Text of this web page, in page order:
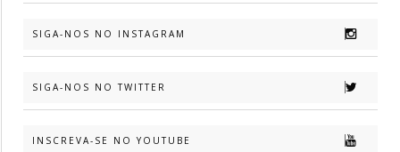
SIGA-NOS NO INSTAGRAM
SIGA-NOS NO TWITTER
INSCREVA-SE NO YOUTUBE